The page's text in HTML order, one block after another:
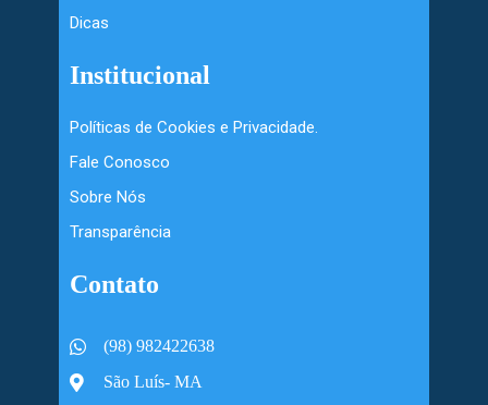
Dicas
Institucional
Políticas de Cookies e Privacidade.
Fale Conosco
Sobre Nós
Transparência
Contato
(98) 982422638
São Luís- MA